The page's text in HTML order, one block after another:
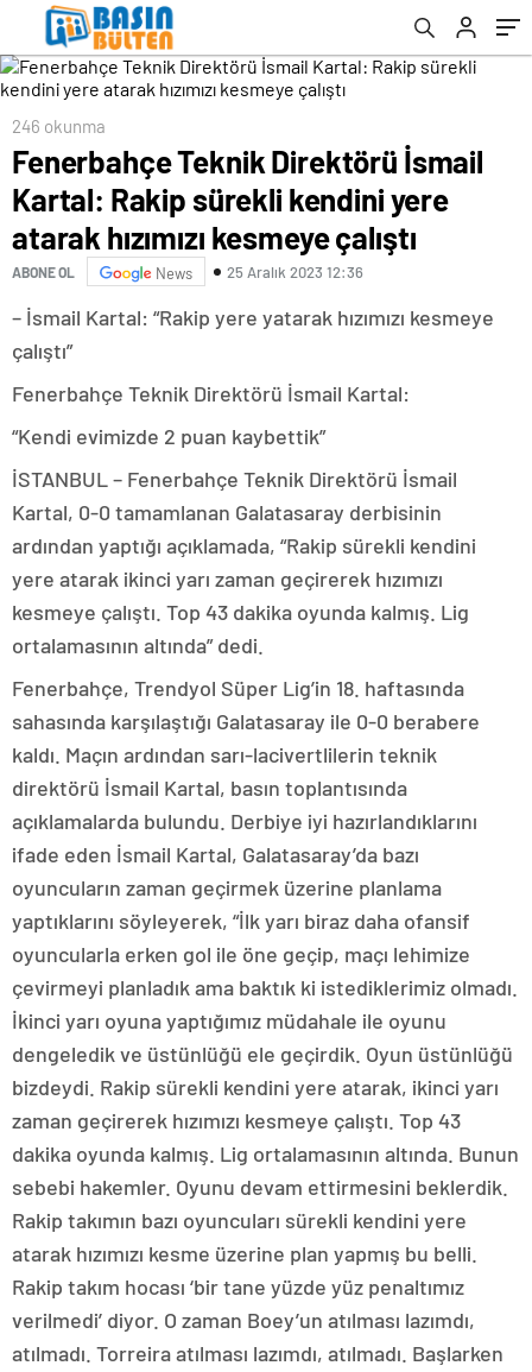
kesmeye çalıştı
246 okunma
Fenerbahçe Teknik Direktörü İsmail
Kartal: Rakip sürekli kendini yere
atarak hızımızı kesmeye çalıştı
ABONE OL News 25 Aralık 2023 12:36
– İsmail Kartal: “Rakip yere yatarak hızımızı kesmeye
çalıştı”
Fenerbahçe Teknik Direktörü İsmail Kartal:
“Kendi evimizde 2 puan kaybettik”
İSTANBUL – Fenerbahçe Teknik Direktörü İsmail
Kartal, 0-0 tamamlanan Galatasaray derbisinin
ardından yaptığı açıklamada, “Rakip sürekli kendini
yere atarak ikinci yarı zaman geçirerek hızımızı
kesmeye çalıştı. Top 43 dakika oyunda kalmış. Lig
ortalamasının altında” dedi.
Fenerbahçe, Trendyol Süper Lig’in 18. haftasında
sahasında karşılaştığı Galatasaray ile 0-0 berabere
kaldı. Maçın ardından sarı-lacivertlilerin teknik
direktörü İsmail Kartal, basın toplantısında
açıklamalarda bulundu. Derbiye iyi hazırlandıklarını
ifade eden İsmail Kartal, Galatasaray’da bazı
oyuncuların zaman geçirmek üzerine planlama
yaptıklarını söyleyerek, “İlk yarı biraz daha ofansif
oyuncularla erken gol ile öne geçip, maçı lehimize
çevirmeyi planladık ama baktık ki istediklerimiz olmadı.
İkinci yarı oyuna yaptığımız müdahale ile oyunu
dengeledik ve üstünlüğü ele geçirdik. Oyun üstünlüğü
bizdeydi. Rakip sürekli kendini yere atarak, ikinci yarı
zaman geçirerek hızımızı kesmeye çalıştı. Top 43
dakika oyunda kalmış. Lig ortalamasının altında. Bunun
sebebi hakemler. Oyunu devam ettirmesini beklerdik.
Rakip takımın bazı oyuncuları sürekli kendini yere
atarak hızımızı kesme üzerine plan yapmış bu belli.
Rakip takım hocası ‘bir tane yüzde yüz penaltımız
verilmedi’ diyor. O zaman Boey’un atılması lazımdı,
atılmadı. Torreira atılması lazımdı, atılmadı. Başlarken